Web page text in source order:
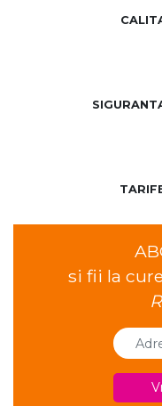
si fii la